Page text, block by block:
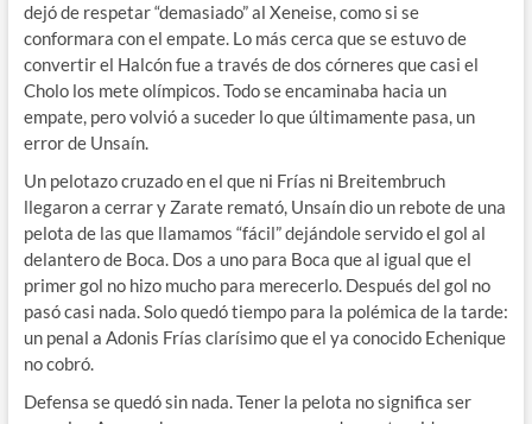
dejó de respetar “demasiado” al Xeneise, como si se
conformara con el empate. Lo más cerca que se estuvo de
convertir el Halcón fue a través de dos córneres que casi el
Cholo los mete olímpicos. Todo se encaminaba hacia un
empate, pero volvió a suceder lo que últimamente pasa, un
error de Unsaín.
Un pelotazo cruzado en el que ni Frías ni Breitembruch
llegaron a cerrar y Zarate remató, Unsaín dio un rebote de una
pelota de las que llamamos “fácil” dejándole servido el gol al
delantero de Boca. Dos a uno para Boca que al igual que el
primer gol no hizo mucho para merecerlo. Después del gol no
pasó casi nada. Solo quedó tiempo para la polémica de la tarde:
un penal a Adonis Frías clarísimo que el ya conocido Echenique
no cobró.
Defensa se quedó sin nada. Tener la pelota no significa ser